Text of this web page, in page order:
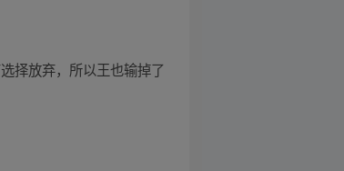
择放弃，所以王也输掉了